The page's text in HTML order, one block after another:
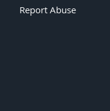
Report Abuse